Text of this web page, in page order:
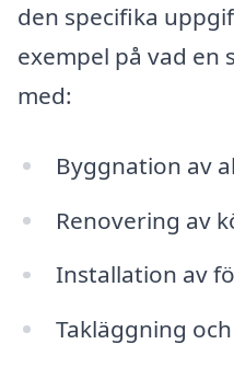
den specifika
exempel på vad en
med:
Byggnation av
Renovering av
Installation av
Takläggning